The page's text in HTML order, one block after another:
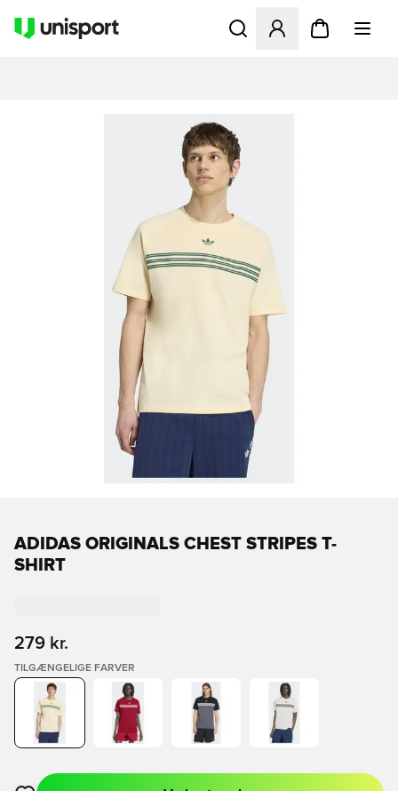
Åbner en Modal til at
ADIDAS ORIGINALS CHEST STRIPES T-
SHIRT
279 kr.
TILGÆNGELIGE FARVER